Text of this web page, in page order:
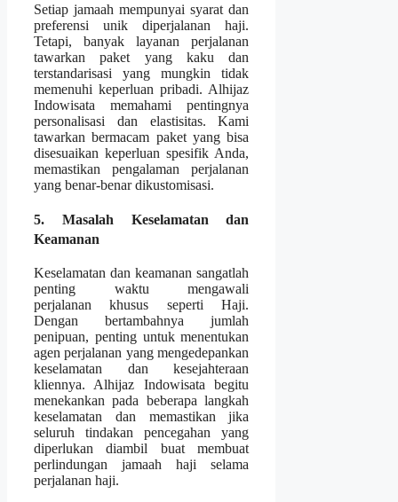
Setiap jamaah mempunyai syarat dan
preferensi unik diperjalanan haji.
Tetapi, banyak layanan perjalanan
tawarkan paket yang kaku dan
terstandarisasi yang mungkin tidak
memenuhi keperluan pribadi. Alhijaz
Indowisata memahami pentingnya
personalisasi dan elastisitas. Kami
tawarkan bermacam paket yang bisa
disesuaikan keperluan spesifik Anda,
memastikan pengalaman perjalanan
yang benar-benar dikustomisasi.
5. Masalah Keselamatan dan
Keamanan
Keselamatan dan keamanan sangatlah
penting waktu mengawali
perjalanan khusus seperti Haji.
Dengan bertambahnya jumlah
penipuan, penting untuk menentukan
agen perjalanan yang mengedepankan
keselamatan dan kesejahteraan
kliennya. Alhijaz Indowisata begitu
menekankan pada beberapa langkah
keselamatan dan memastikan jika
seluruh tindakan pencegahan yang
diperlukan diambil buat membuat
perlindungan jamaah haji selama
perjalanan haji.